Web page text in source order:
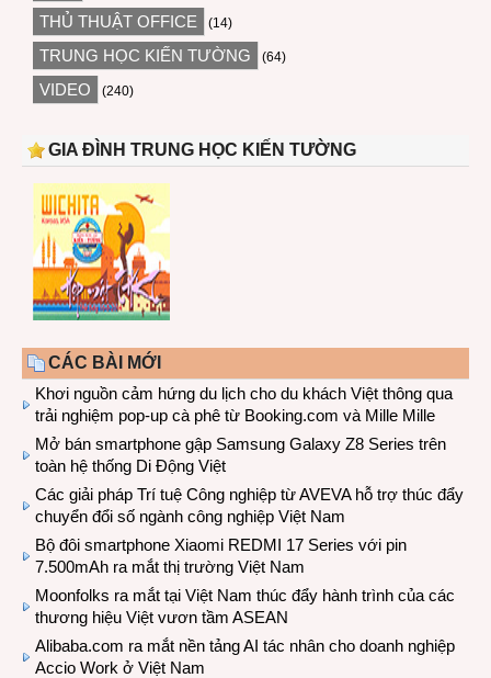
THỦ THUẬT OFFICE (14)
TRUNG HỌC KIẾN TƯỜNG (64)
VIDEO (240)
GIA ĐÌNH TRUNG HỌC KIẾN TƯỜNG
CÁC BÀI MỚI
Khơi nguồn cảm hứng du lịch cho du khách Việt thông qua
trải nghiệm pop-up cà phê từ Booking.com và Mille Mille
Mở bán smartphone gập Samsung Galaxy Z8 Series trên
toàn hệ thống Di Động Việt
Các giải pháp Trí tuệ Công nghiệp từ AVEVA hỗ trợ thúc đẩy
chuyển đổi số ngành công nghiệp Việt Nam
Bộ đôi smartphone Xiaomi REDMI 17 Series với pin
7.500mAh ra mắt thị trường Việt Nam
Moonfolks ra mắt tại Việt Nam thúc đẩy hành trình của các
thương hiệu Việt vươn tầm ASEAN
Alibaba.com ra mắt nền tảng AI tác nhân cho doanh nghiệp
Accio Work ở Việt Nam